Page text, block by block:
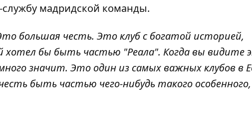
службу мадридской команды.
большая честь. Это клуб с богатой историей,
бы быть частью "Реала". Когда вы видите
значит. Это один из самых важных клубов в
быть частью чего-нибудь такого особенного,